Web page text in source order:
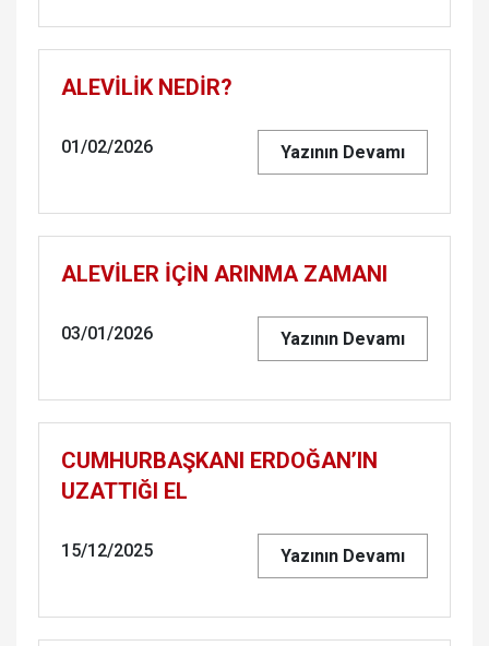
ALEVİLİK NEDİR?
01/02/2026 Yazının Devamı
ALEVİLER İÇİN ARINMA ZAMANI
03/01/2026 Yazının Devamı
CUMHURBAŞKANI ERDOĞAN’IN
UZATTIĞI EL
15/12/2025 Yazının Devamı